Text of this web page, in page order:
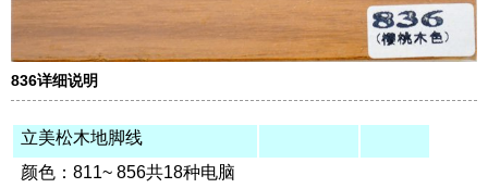
836详细说明
立美松木地脚线
颜色：811~ 856共18种电脑